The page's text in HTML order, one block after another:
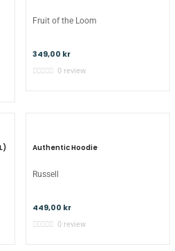
Fruit of the Loom
349,00 kr
0 review
Authentic Hoodie
Russell
449,00 kr
0 review